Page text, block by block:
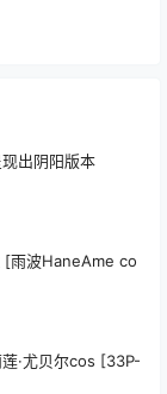
出阴阳版本
[雨波HaneAme co
·尤贝尔cos [33P-